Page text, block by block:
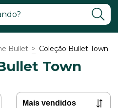
Bullet > Coleção Bullet Town
Town